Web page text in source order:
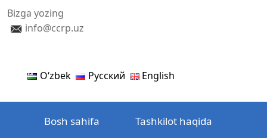
Bizga yozing
info@ccrp.uz
Oʻzbek Русский English
Bosh sahifa Tashkilot haqida